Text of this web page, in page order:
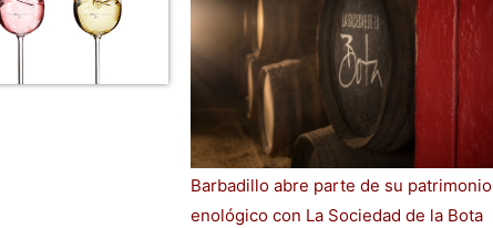
Barbadillo abre parte de su patrimonio
enológico con La Sociedad de la Bota